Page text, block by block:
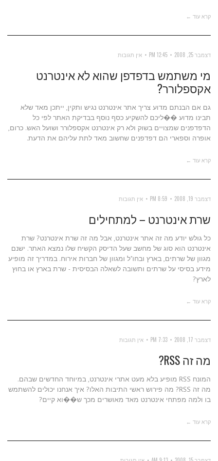
קרא עוד ←
דצמבר 25, 2008 12:45 PM אין תגובות
מי משתמש בדפדפן שהוא לא אינטרנט
אקספלורר?
גם אם הבנתם מדוע צריך אתר אינטרנט נגיש ותקין, ייתכן מאד שלא
תבינו מדוע ��ליכם להשקיע כסף נוסף בבדיקת האתר לפי כל
הדפדפנים שמצויים בשוק ולא רק אינטרנט אקספלורר ושועל האש. כרום,
אופרה וספארי הם דפדפנים שחשוב מאד לתת עליהם את הדעת.
קרא עוד ←
דצמבר 19, 2008 8:59 PM אין תגובות
שרת אינטרנט – למתחילים
כל גולש יודע מה זה אתר אינטרנט, אבל מה זה שרת אינטרנט? שרת
אינטרנט הוא סוג של מחשב שעל הדיסק הקשיח שלו נמצא האתר. ישנם
מגוון של שרתים, בארץ ובחו"ל ומגוון של חברות אירוח. במדריך זה מופיע
מידע בסיסי על שרתים ותשובה לשאלה הבסיסית - שרת בארץ או בחוץ
לארץ?
קרא עוד ←
דצמבר 17, 2008 7:33 PM אין תגובות
מה זה RSS?
המונח RSS מופיע בלא מעט אתרי אינטרנט, במיוחד החדשים שבהם.
מה זה RSS? מה פירוש ראשי התיבות האלו? איך אנחנו יכולים להשתמש
בו ולמה מפתחי אינטרנט מאד מאושרים מכך ש��וא קיים?
קרא עוד ←